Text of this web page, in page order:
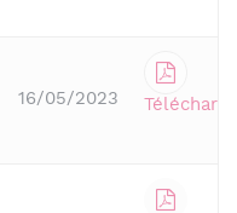
16/05/2023